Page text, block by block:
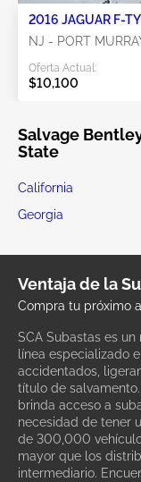
2016 JAGUAR F-
NJ - PORT
Oferta Actual:
$10,100
Salvage
State
California
Georgia
Ventaja de la
Compra tu próximo
SCA Subastas es
línea especializado
accidentados,
título de
brinda acceso a
necesidad de tener
de 300,000
mayor que los
intermediario.